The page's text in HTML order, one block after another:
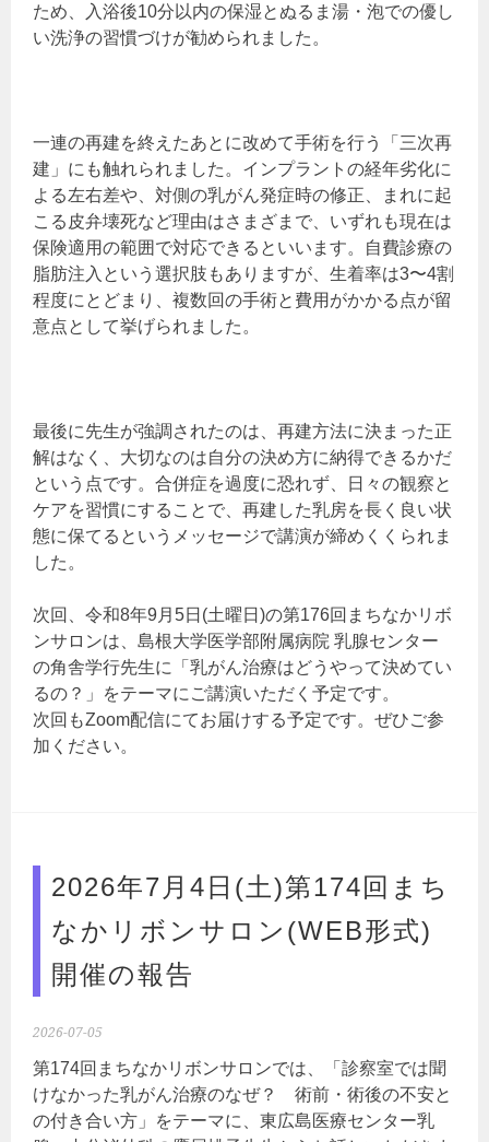
ため、入浴後10分以内の保湿とぬるま湯・泡での優し
い洗浄の習慣づけが勧められました。
一連の再建を終えたあとに改めて手術を行う「三次再
建」にも触れられました。インプラントの経年劣化に
よる左右差や、対側の乳がん発症時の修正、まれに起
こる皮弁壊死など理由はさまざまで、いずれも現在は
保険適用の範囲で対応できるといいます。自費診療の
脂肪注入という選択肢もありますが、生着率は3〜4割
程度にとどまり、複数回の手術と費用がかかる点が留
意点として挙げられました。
最後に先生が強調されたのは、再建方法に決まった正
解はなく、大切なのは自分の決め方に納得できるかだ
という点です。合併症を過度に恐れず、日々の観察と
ケアを習慣にすることで、再建した乳房を長く良い状
態に保てるというメッセージで講演が締めくくられま
した。
次回、令和8年9月5日(土曜日)の第176回まちなかリボ
ンサロンは、島根大学医学部附属病院 乳腺センター
の角舎学行先生に「乳がん治療はどうやって決めてい
るの？」をテーマにご講演いただく予定です。
次回もZoom配信にてお届けする予定です。ぜひご参
加ください。
2026年7月4日(土)第174回まち
なかリボンサロン(WEB形式)
開催の報告
2026-07-05
第174回まちなかリボンサロンでは、「診察室では聞
けなかった乳がん治療のなぜ？ 術前・術後の不安と
の付き合い方」をテーマに、東広島医療センター乳